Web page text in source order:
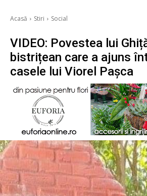
Acasă Stiri Social
VIDEO: Povestea lui
bistrițean care a ajuns
casele lui Viorel Pașca